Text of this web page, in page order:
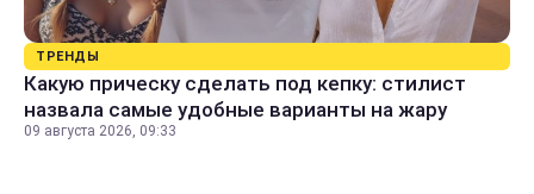
ТРЕНДЫ
Какую прическу сделать под кепку: стилист
назвала самые удобные варианты на жару
09 августа 2026, 09:33